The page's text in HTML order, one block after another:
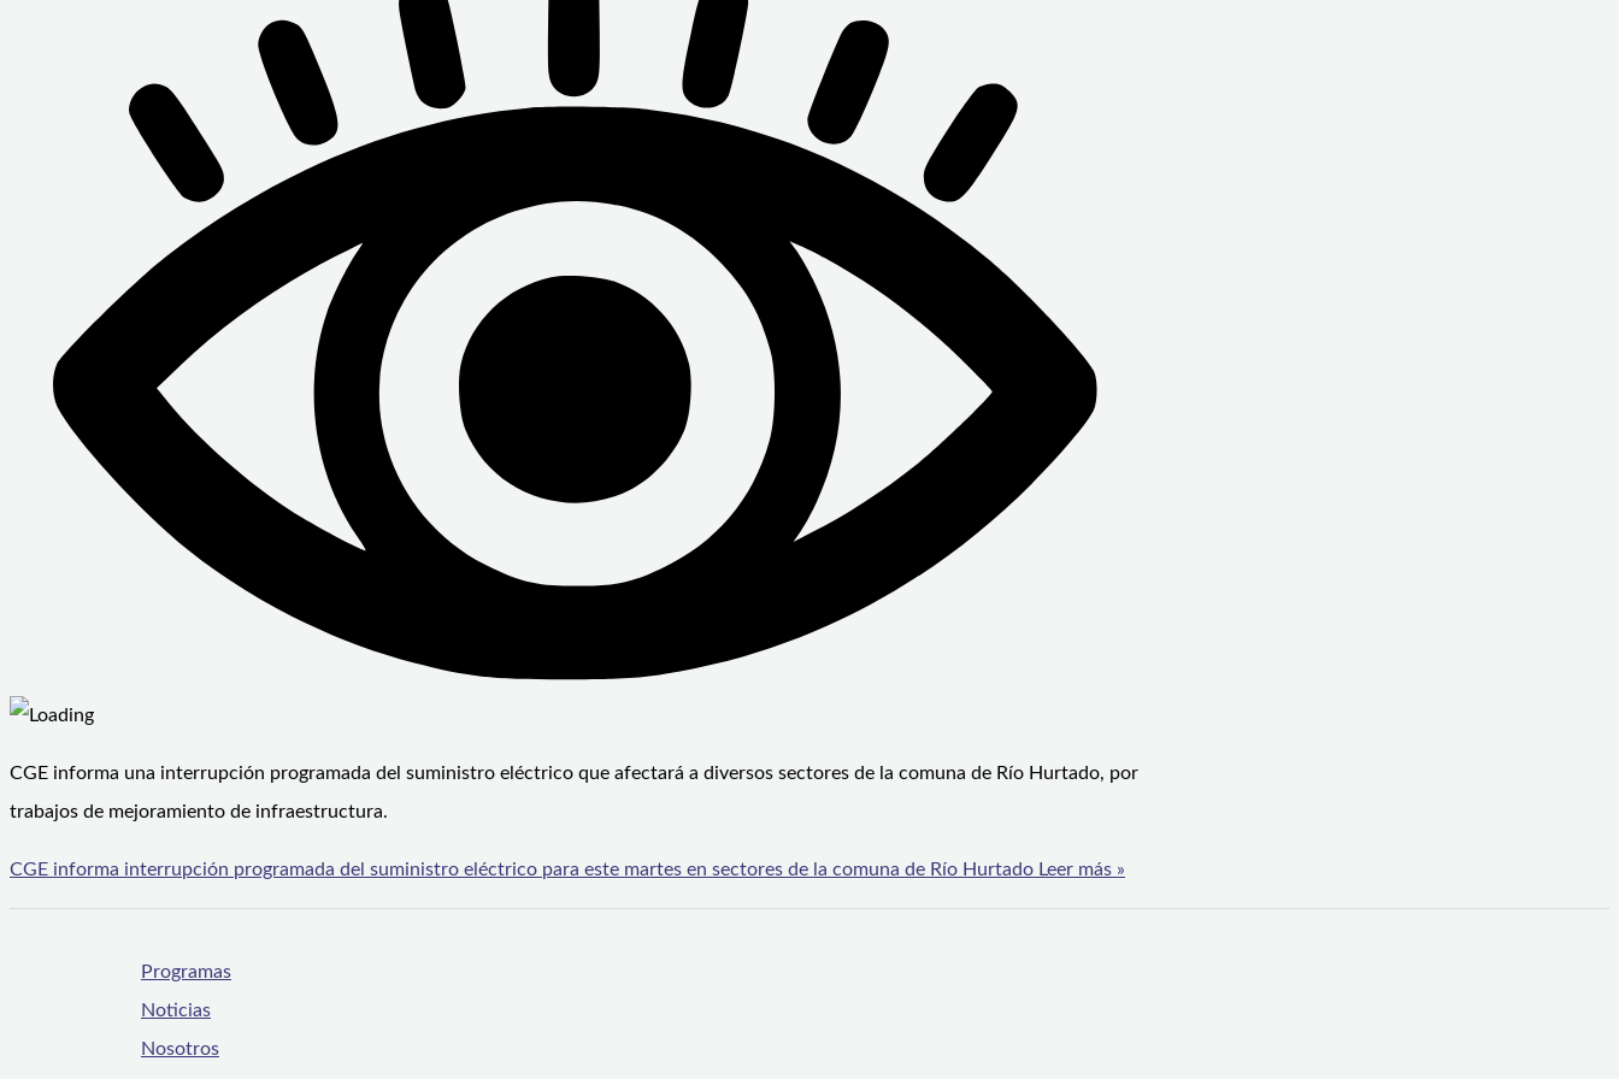
CGE informa una interrupción programada del suministro eléctrico que afectará a diversos sectores de la comuna de Río Hurtado, por
trabajos de mejoramiento de infraestructura.
CGE informa interrupción programada del suministro eléctrico para este martes en sectores de la comuna de Río Hurtado Leer más »
Programas
Noticias
Nosotros